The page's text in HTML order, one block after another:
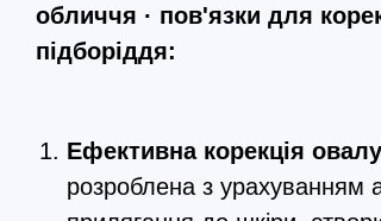
обличчя · пов'язки для
підборіддя:
Ефективна корекція
розроблена з урахуванням